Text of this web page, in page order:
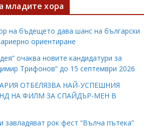
младите хора
на бъдещето дава шанс на български
ориентиране
очаква новите кандидатури за
Трифонов“ до 15 септември 2026
ОТБЕЛЯЗВА НАЙ-УСПЕШНИЯ
НА ФИЛМ ЗА СПАЙДЪР-МЕН В
завладяват рок фест “Вълча пътека”